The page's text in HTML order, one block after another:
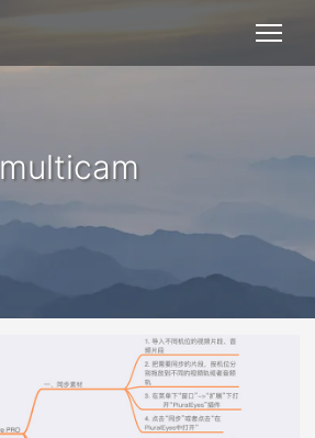
multicam